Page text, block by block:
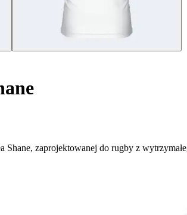
zaprojektowanej do rugby z